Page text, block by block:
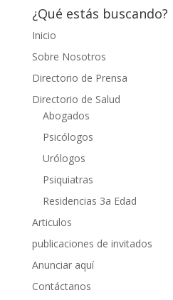
¿Qué estás buscando?
Inicio
Sobre Nosotros
Directorio de Prensa
Directorio de Salud
Abogados
Psicólogos
Urólogos
Psiquiatras
Residencias 3a Edad
Articulos
publicaciones de invitados
Anunciar aquí
Contáctanos